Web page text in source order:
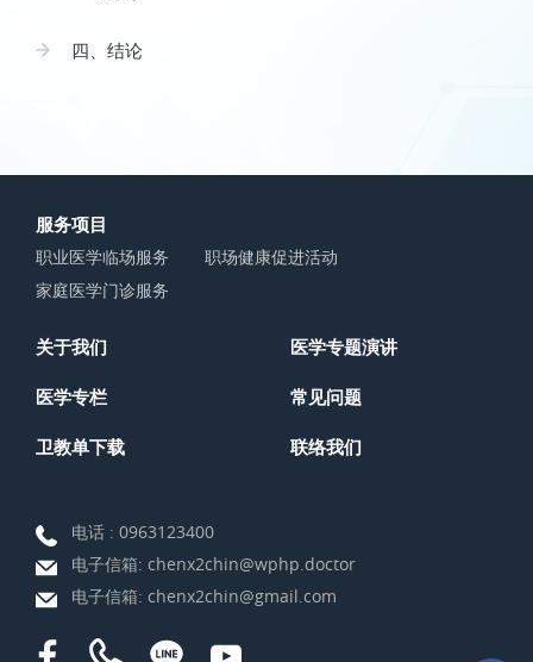
四、结论
服务项目
职业医学临场服务
职场健康促进活动
家庭医学门诊服务
关于我们 医学专题演讲
医学专栏 常见问题
卫教单下载 联络我们
电话 : 0963123400
电子信箱: chenx2chin@wphp.doctor
电子信箱: chenx2chin@gmail.com